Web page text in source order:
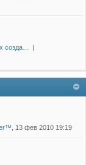
созда…
, 13 фев 2010 19:19